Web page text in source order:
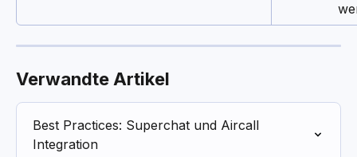
Verwandte Artikel
Best Practices: Superchat und Aircall
Integration